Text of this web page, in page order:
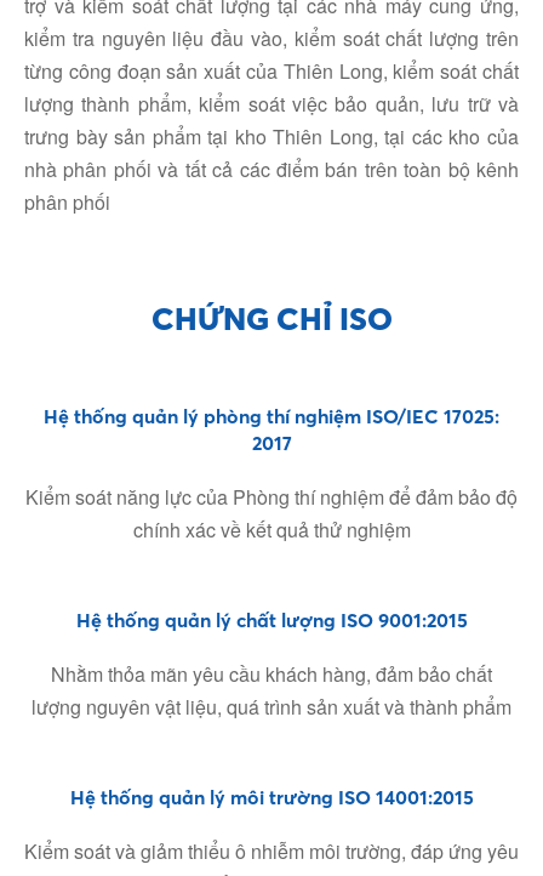
trợ và kiểm soát chất lượng tại các nhà máy cung ứng,
kiểm tra nguyên liệu đầu vào, kiểm soát chất lượng trên
từng công đoạn sản xuất của Thiên Long, kiểm soát chất
lượng thành phẩm, kiểm soát việc bảo quản, lưu trữ và
trưng bày sản phẩm tại kho Thiên Long, tại các kho của
nhà phân phối và tất cả các điểm bán trên toàn bộ kênh
phân phối
CHỨNG CHỈ ISO
Hệ thống quản lý phòng thí nghiệm ISO/IEC 17025:
2017
Kiểm soát năng lực của Phòng thí nghiệm để đảm bảo độ
chính xác về kết quả thử nghiệm
Hệ thống quản lý chất lượng ISO 9001:2015
Nhằm thỏa mãn yêu cầu khách hàng, đảm bảo chất
lượng nguyên vật liệu, quá trình sản xuất và thành phẩm
Hệ thống quản lý môi trường ISO 14001:2015
Kiểm soát và giảm thiểu ô nhiễm môi trường, đáp ứng yêu